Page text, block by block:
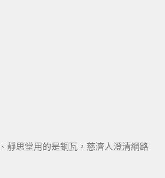
靜思堂用的是銅瓦，慈濟人澄清網路